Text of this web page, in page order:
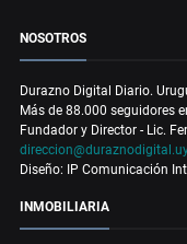
NOSOTROS
Durazno Digital Diario.
Más de 88.000 seguidores
Fundador y Director - Lic.
Diseño: IP Comunicación
INMOBILIARIA